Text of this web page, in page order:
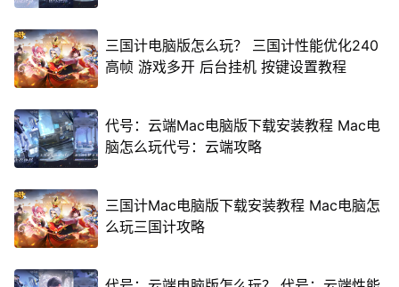
三国计电脑版怎么玩？ 三国计性能优化240
高帧 游戏多开 后台挂机 按键设置教程
代号：云端Mac电脑版下载安装教程 Mac电
脑怎么玩代号：云端攻略
三国计Mac电脑版下载安装教程 Mac电脑怎
么玩三国计攻略